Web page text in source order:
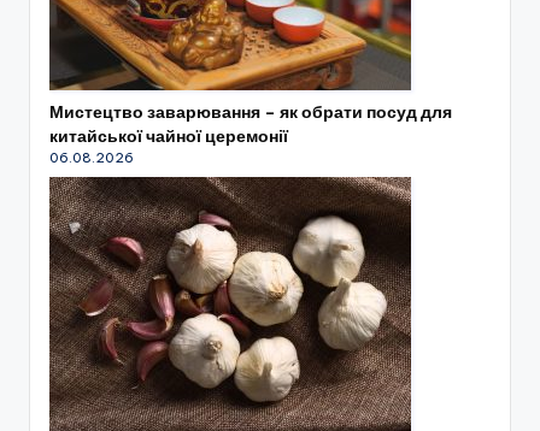
Мистецтво заварювання – як обрати посуд для
китайської чайної церемонії
06.08.2026